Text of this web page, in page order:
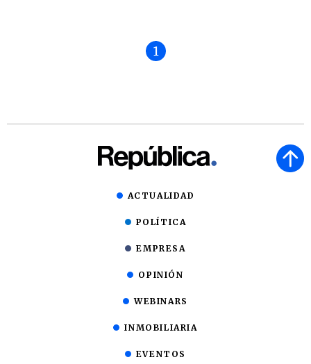
1
ACTUALIDAD
POLÍTICA
EMPRESA
OPINIÓN
WEBINARS
INMOBILIARIA
EVENTOS